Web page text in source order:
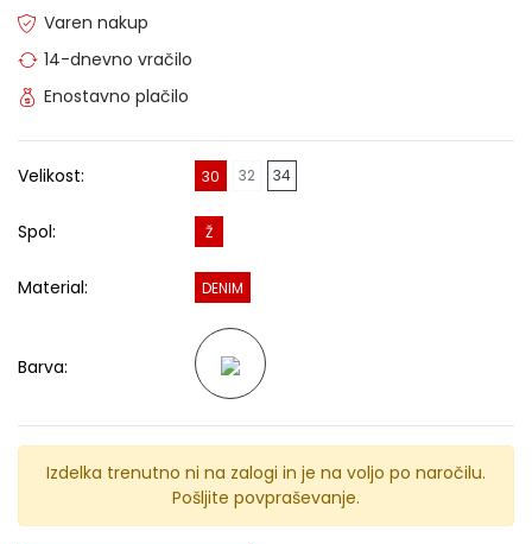
Varen nakup
14-dnevno vračilo
Enostavno plačilo
Velikost: 30 32 34
Spol: Ž
Material: DENIM
Barva:
Izdelka trenutno ni na zalogi in je na voljo po naročilu.
Pošljite povpraševanje.